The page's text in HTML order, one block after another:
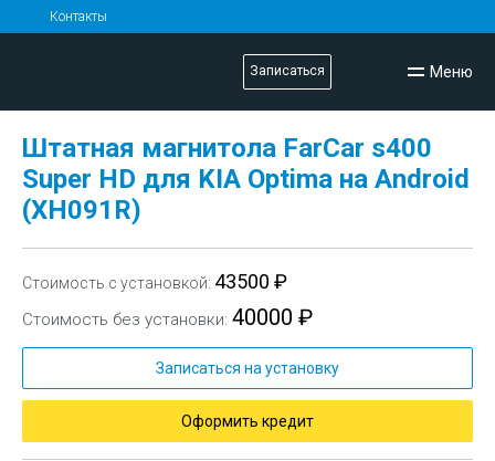
Контакты
Записаться Меню
Штатная магнитола FarCar s400
Super HD для KIA Optima на Android
(XH091R)
Стоимость с установкой: 43500 ₽
Стоимость без установки: 40000 ₽
Записаться на установку
Оформить кредит